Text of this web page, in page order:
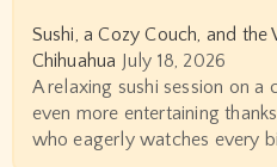
Sushi, a Cozy Couch, and the
Chihuahua July 18, 2026
A relaxing sushi session on
even more entertaining
who eagerly watches every